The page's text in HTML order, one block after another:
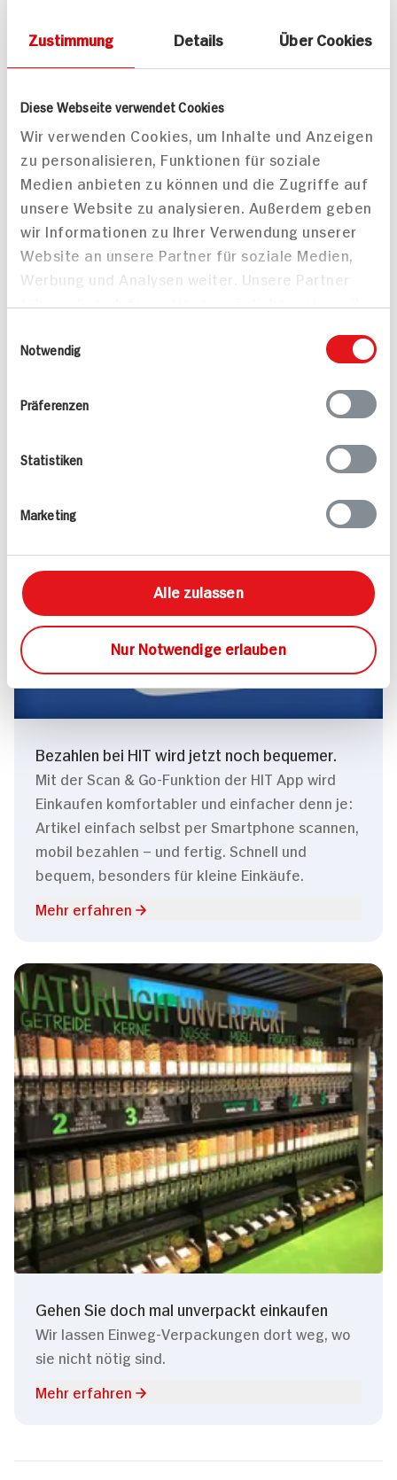
Zustimmung Details Über Cookies
Diese Webseite verwendet Cookies
Wir verwenden Cookies, um Inhalte und Anzeigen
zu personalisieren, Funktionen für soziale
Medien anbieten zu können und die Zugriffe auf
unsere Website zu analysieren. Außerdem geben
wir Informationen zu Ihrer Verwendung unserer
Website an unsere Partner für soziale Medien,
Werbung und Analysen weiter. Unsere Partner
bereitgestellt haben oder die sie im Rahmen
Notwendig
Präferenzen
Statistiken
Marketing
Alle zulassen
Nur Notwendige erlauben
Download
Auch interessant
Leckere Rezepte zum Nachkochen
Rezepte entdecken
Bezahlen bei HIT wird jetzt noch bequemer.
Mit der Scan & Go-Funktion der HIT App wird
Einkaufen komfortabler und einfacher denn je:
Artikel einfach selbst per Smartphone scannen,
mobil bezahlen – und fertig. Schnell und
bequem, besonders für kleine Einkäufe.
Mehr erfahren
Gehen Sie doch mal unverpackt einkaufen
Wir lassen Einweg-Verpackungen dort weg, wo
sie nicht nötig sind.
Mehr erfahren